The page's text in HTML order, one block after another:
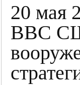
20 мая
ВВС